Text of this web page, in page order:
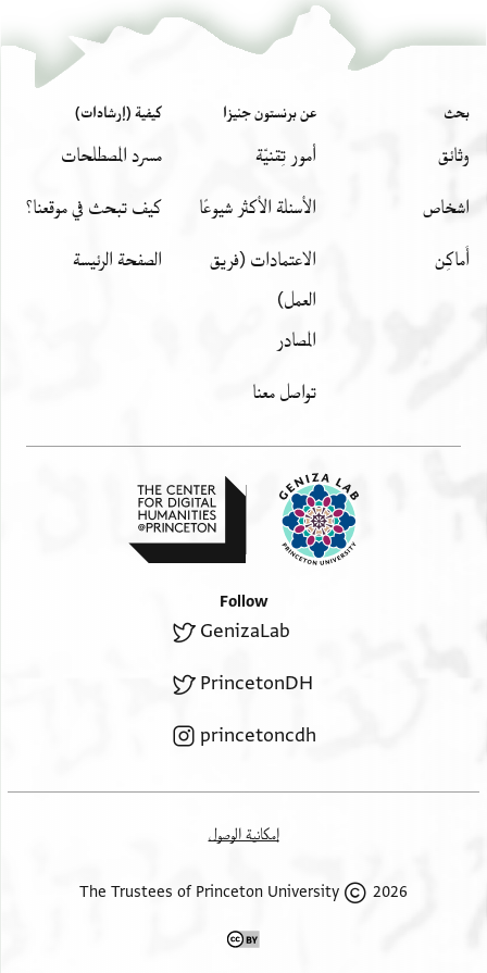
بحث
وثائق
اشخاص
أَماكِن
عن برنستون جنيزا
أمور تِقنيّة
الأسئلة الأكثر شيوعًا
الاعتمادات (فريق
العمل)
المصادر
تواصل معنا
كيفية (إرشادات)
مسرد المصطلحات
كيف تبحث في موقعنا؟
الصفحة الرئيسة
Follow
GenizaLab
PrincetonDH
princetoncdh
إمكانية الوصول
2026 The Trustees of Princeton University